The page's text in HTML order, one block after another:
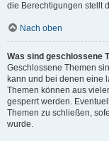
die Berechtigungen stellt
Nach oben
Was sind geschlossene
Geschlossene Themen
kann und bei denen eine
Themen können aus
gesperrt werden.
Themen zu schließen,
wurde.